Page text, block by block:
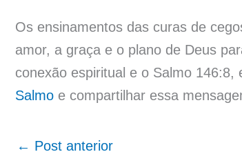
Os ensinamentos das curas de
amor, a graça e o plano de Deus
conexão espiritual e o Salmo
Salmo e compartilhar essa
← Post anterior